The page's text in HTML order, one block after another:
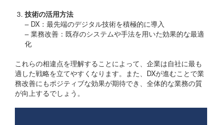
技術の活用方法
– DX：最先端のデジタル技術を積極的に導入
– 業務改善：既存のシステムや手法を用いた効果的な最適
化
これらの相違点を理解することによって、企業は自社に最も
適した戦略を立てやすくなります。また、DXが進むことで業
務改善にもポジティブな効果が期待でき、全体的な業務の質
が向上するでしょう。